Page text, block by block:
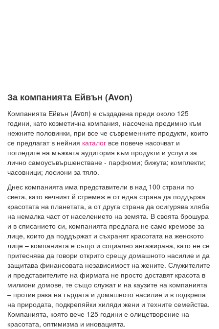
За компанията Ейвън (Avon)
Компанията Ейвън (Avon) е създадена преди около 125
години, като козметична компания, насочена предимно към
нежните половинки, при все че съвременните продукти, които
се предлагат в нейния каталог все повече насочват и
погледите на мъжката аудитория към продукти и услуги за
лично самоусъвършенстване - парфюми; бижута; комплекти;
часовници; лосиони за тяло.
Днес компанията има представители в над 100 страни по
света, като вечният й стремеж е от една страна да поддържа
красотата на планетата, а от друга страна да осигурява хляба
на немалка част от населението на земята. В своята брошура
и в списанието си, компанията предлага не само кремове за
лице, които да поддържат и съхранят красотата на женското
лице – компанията е също и социално ангажирана, като не се
притеснява да говори открито срещу домашното насилие и да
защитава финансовата независимост на жените. Служителите
и представителите на фирмата не просто доставят красота в
милиони домове, те също служат и на каузите на компанията
– против рака на гърдата и домашното насилие и в подкрепа
на природата, подкрепяйки хиляди жени и техните семейства.
Компанията, която вече 125 години е олицетворение на
красотата, оптимизма и иновацията.